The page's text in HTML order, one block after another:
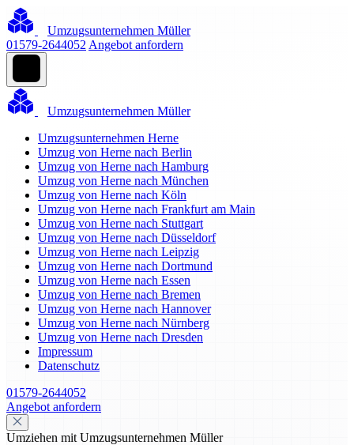
Umzugsunternehmen Müller
01579-2644052 Angebot anfordern
Umzugsunternehmen Müller
Umzugsunternehmen Herne
Umzug von Herne nach Berlin
Umzug von Herne nach Hamburg
Umzug von Herne nach München
Umzug von Herne nach Köln
Umzug von Herne nach Frankfurt am Main
Umzug von Herne nach Stuttgart
Umzug von Herne nach Düsseldorf
Umzug von Herne nach Leipzig
Umzug von Herne nach Dortmund
Umzug von Herne nach Essen
Umzug von Herne nach Bremen
Umzug von Herne nach Hannover
Umzug von Herne nach Nürnberg
Umzug von Herne nach Dresden
Impressum
Datenschutz
01579-2644052
Angebot anfordern
Umziehen mit Umzugsunternehmen Müller